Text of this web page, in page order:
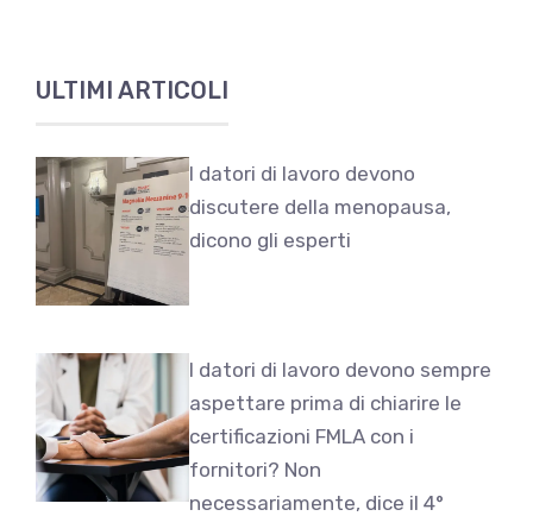
ULTIMI ARTICOLI
I datori di lavoro devono
discutere della menopausa,
dicono gli esperti
I datori di lavoro devono sempre
aspettare prima di chiarire le
certificazioni FMLA con i
fornitori? Non
necessariamente, dice il 4°